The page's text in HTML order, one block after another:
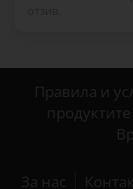
Правила и
продуктите
За нас